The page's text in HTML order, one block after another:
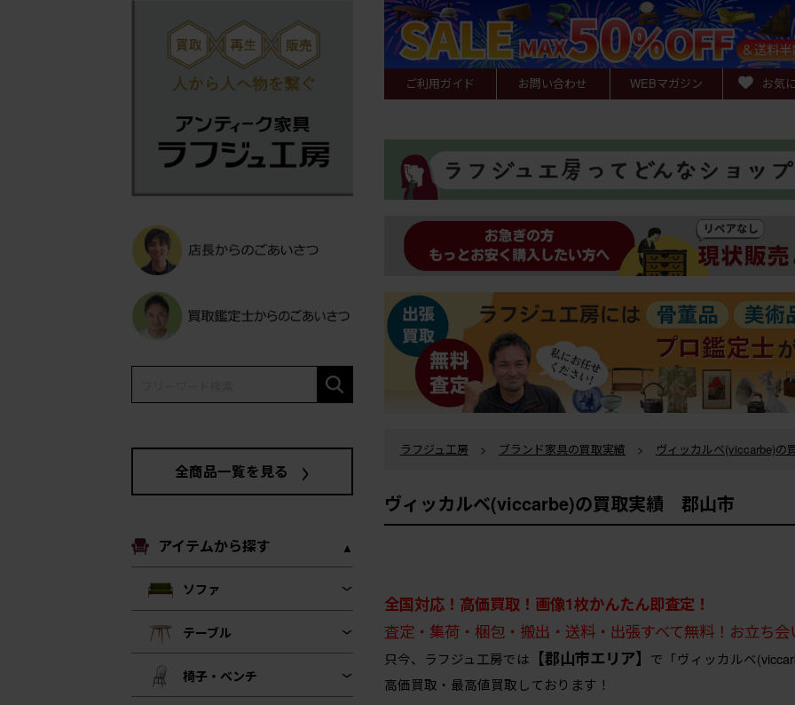
全商品一覧を見る
アイテムから探す
ソファ
テーブル
椅子・ベンチ
ご利用ガイド お問い合わせ WEBマガジン お気
ラフジュ工房 > ブランド家具の買取実績 > ヴィッカルベ(viccarbe)の
ヴィッカルベ(viccarbe)の買取実績 郡山市
全国対応！高価買取！画像1枚かんたん即査定！
査定・集荷・梱包・搬出・送料・出張すべて無料！お立ち
只今、ラフジュ工房では 【郡山市エリア】 で「ヴィッカルベ
高価買取・最高値買取しております！